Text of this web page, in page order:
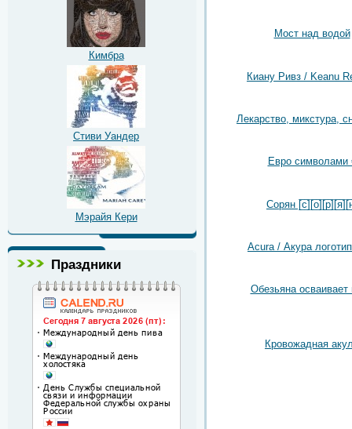
Кимбра
Стиви Уандер
Мэрайя Кери
Праздники
Мост над водой
Киану Ривз / Keanu
Лекарство, микстура,
Евро символами
Сорян
Acura / Акура
Обезьяна осваивает
Кровожадная